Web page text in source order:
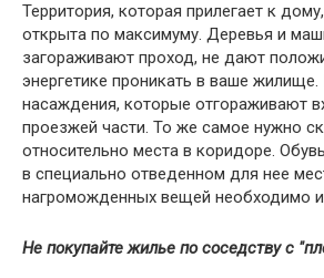
Территория, которая прилегает к
открыта по максимуму. Деревья и
загораживают проход, не дают
энергетике проникать в ваше
насаждения, которые отгораживают
проезжей части. То же самое нужно
относительно места в коридоре.
в специально отведенном для нее
нагроможденных вещей необходимо
Не покупайте жилье по соседству с